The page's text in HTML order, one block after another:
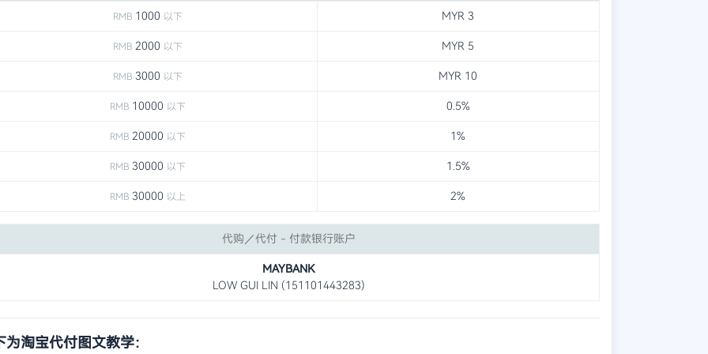
RMB1000 以下 MYR 3
RMB2000 以下 MYR 5
RMB3000 以下 MYR 10
RMB10000 以下 0.5%
RMB20000 以下 1%
RMB30000 以下 1.5%
RMB30000 以上 2%
代购／代付 - 付款银行账户
MAYBANK
LOW GUI LIN (151101443283)
为淘宝代付图文教学：